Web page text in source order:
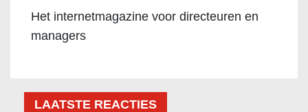
Het internetmagazine voor directeuren en
managers
LAATSTE REACTIES